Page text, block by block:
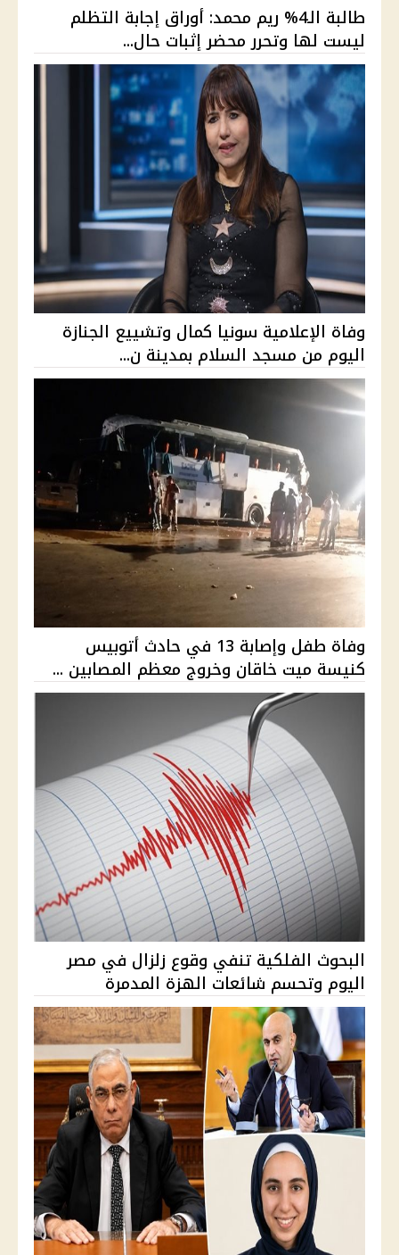
طالبة الـ4% ريم محمد: أوراق إجابة التظلم
ليست لها وتحرر محضر إثبات حال...
وفاة الإعلامية سونيا كمال وتشييع الجنازة
اليوم من مسجد السلام بمدينة ن...
وفاة طفل وإصابة 13 في حادث أتوبيس
كنيسة ميت خاقان وخروج معظم المصابين ...
البحوث الفلكية تنفي وقوع زلزال في مصر
اليوم وتحسم شائعات الهزة المدمرة